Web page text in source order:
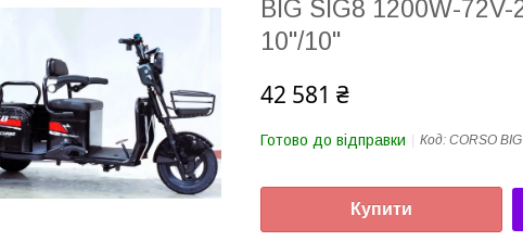
BIG SIG8 1200W-
10"/10"
42 581 ₴
Готово до відправки Код: CORSO
Купити